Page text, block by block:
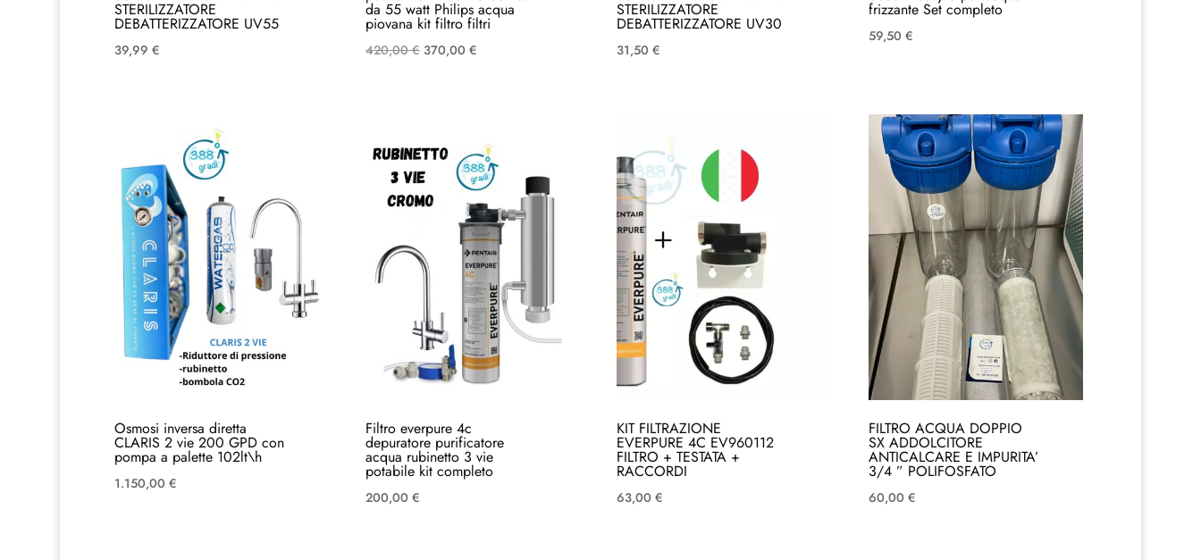
STERILIZZATORE
DEBATTERIZZATORE UV55
39,99 €
da 55 watt Philips acqua
piovana kit filtro filtri
420,00€ Il
370,00€
370,00 €.
STERILIZZATORE
DEBATTERIZZATORE UV30
31,50€
frizzante Set completo
59,50 €
Osmosi inversa diretta
CLARIS 2 vie 200 GPD con
pompa a palette 102lt\h
1.150,00 €
Filtro everpure 4c
depuratore purificatore
acqua rubinetto 3 vie
potabile kit completo
200,00€
KIT FILTRAZIONE
EVERPURE 4C EV960112
FILTRO + TESTATA +
RACCORDI
63,00€
FILTRO ACQUA DOPPIO
SX ADDOLCITORE
ANTICALCARE E IMPURITA’
3/4 ” POLIFOSFATO
60,00 €